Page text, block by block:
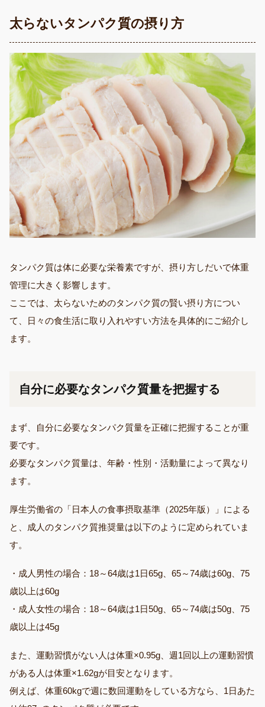
太らないタンパク質の摂り方
タンパク質は体に必要な栄養素ですが、摂り方しだいで体重
管理に大きく影響します。
ここでは、太らないためのタンパク質の賢い摂り方につい
て、日々の食生活に取り入れやすい方法を具体的にご紹介し
ます。
自分に必要なタンパク質量を把握する
まず、自分に必要なタンパク質量を正確に把握することが重
要です。
必要なタンパク質量は、年齢・性別・活動量によって異なり
ます。
厚生労働省の「日本人の食事摂取基準（2025年版）」による
と、成人のタンパク質推奨量は以下のように定められていま
す。
・成人男性の場合：18～64歳は1日65g、65～74歳は60g、75
歳以上は60g
・成人女性の場合：18～64歳は1日50g、65～74歳は50g、75
歳以上は45g
また、運動習慣がない人は体重×0.95g、週1回以上の運動習慣
がある人は体重×1.62gが目安となります。
例えば、体重60kgで週に数回運動をしている方なら、1日あた